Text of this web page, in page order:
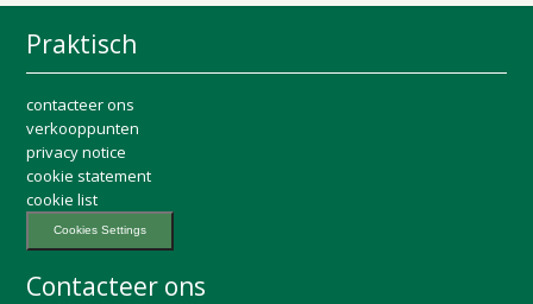
Praktisch
contacteer ons
verkooppunten
privacy notice
cookie statement
cookie list
Cookies Settings
Contacteer ons